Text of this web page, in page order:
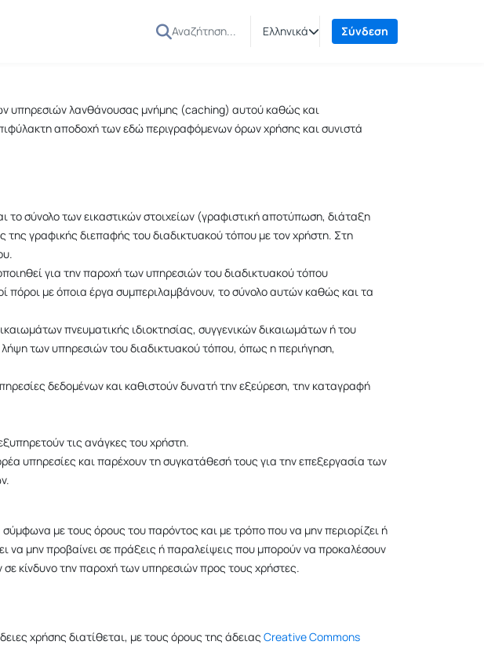
Ελληνικά Σύνδεση
υπηρεσιών λανθάνουσας μνήμης (caching) αυτού καθώς και
αποδοχή των εδώ περιγραφόμενων όρων χρήσης και συνιστά
το σύνολο των εικαστικών στοιχείων (γραφιστική αποτύπωση, διάταξη
γραφικής διεπαφής του διαδικτυακού τόπου με τον χρήστη. Στη
για την παροχή των υπηρεσιών του διαδικτυακού τόπου
πόροι με όποια έργα συμπεριλαμβάνουν, το σύνολο αυτών καθώς και τα
πνευματικής ιδιοκτησίας, συγγενικών δικαιωμάτων ή του
των υπηρεσιών του διαδικτυακού τόπου, όπως η περιήγηση,
δεδομένων και καθιστούν δυνατή την εξεύρεση, την καταγραφή
τις ανάγκες του χρήστη.
υπηρεσίες και παρέχουν τη συγκατάθεσή τους για την επεξεργασία των
με τους όρους του παρόντος και με τρόπο που να μην περιορίζει ή
να μην προβαίνει σε πράξεις ή παραλείψεις που μπορούν να προκαλέσουν
κίνδυνο την παροχή των υπηρεσιών προς τους χρήστες.
χρήσης διατίθεται, με τους όρους της άδειας Creative Commons